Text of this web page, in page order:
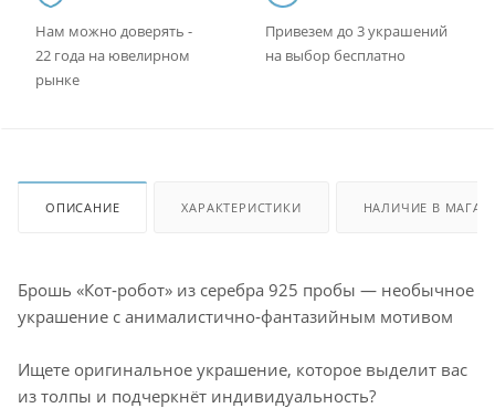
Нам можно доверять -
22 года на ювелирном
рынке
Привезем до 3 украшений
на выбор бесплатно
ОПИСАНИЕ ХАРАКТЕРИСТИКИ НАЛИЧИЕ В
Брошь «Кот‑робот» из серебра 925 пробы — необычное
украшение с анималистично‑фантазийным мотивом
Ищете оригинальное украшение, которое выделит вас
из толпы и подчеркнёт индивидуальность?